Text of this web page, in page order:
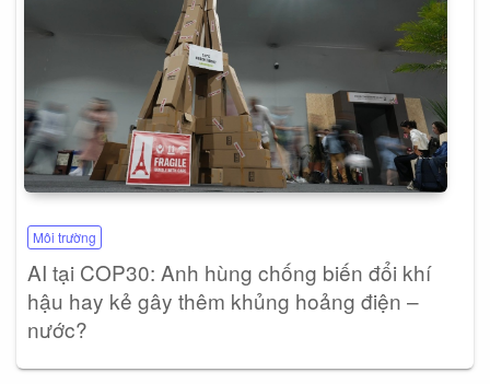
Môi trường
AI tại COP30: Anh hùng chống biến đổi khí
hậu hay kẻ gây thêm khủng hoảng điện –
nước?